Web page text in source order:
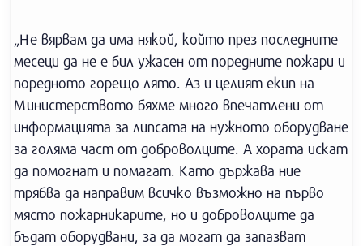
„Не вярвам да има някой, който през последните
месеци да не е бил ужасен от поредните пожари и
поредното горещо лято. Аз и целият екип на
Министерството бяхме много впечатлени от
информацията за липсата на нужното оборудване
за голяма част от доброволците. А хората искат
да помогнат и помагат. Като държава ние
трябва да направим всичко възможно на първо
място пожарникарите, но и доброволците да
бъдат оборудвани, за да могат да запазват